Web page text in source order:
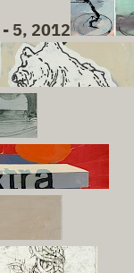
5, 2012